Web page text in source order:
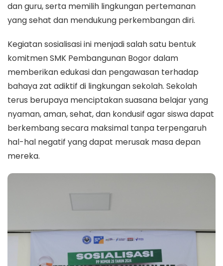
dan guru, serta memilih lingkungan pertemanan
yang sehat dan mendukung perkembangan diri.
Kegiatan sosialisasi ini menjadi salah satu bentuk
komitmen SMK Pembangunan Bogor dalam
memberikan edukasi dan pengawasan terhadap
bahaya zat adiktif di lingkungan sekolah. Sekolah
terus berupaya menciptakan suasana belajar yang
nyaman, aman, sehat, dan kondusif agar siswa dapat
berkembang secara maksimal tanpa terpengaruh
hal-hal negatif yang dapat merusak masa depan
mereka.